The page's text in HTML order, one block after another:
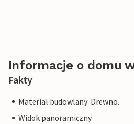
Informacje o domu
Fakty
Material budowlany: Drewno.
Widok panoramiczny